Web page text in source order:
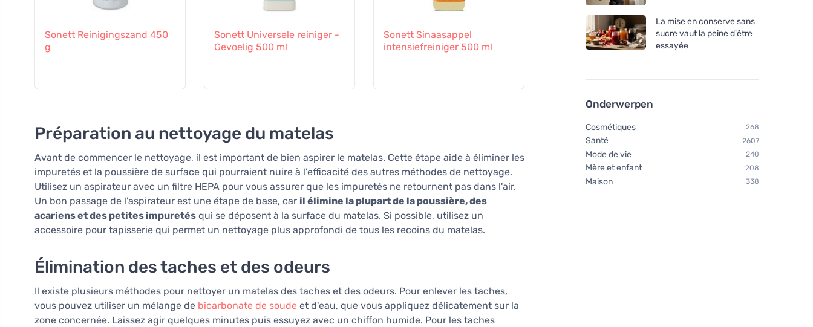
Sonett Reinigingszand 450
g
Sonett Universele reiniger -
Gevoelig 500 ml
Sonett Sinaasappel
intensiefreiniger 500 ml
Sonett Reinigingsvloeistof
zand 0,5 l
Tierra Verde
Préparation au nettoyage du matelas
Avant de commencer le nettoyage, il est important de bien aspirer le matelas. Cette étape aide à éliminer les
impuretés et la poussière de surface qui pourraient nuire à l'efficacité des autres méthodes de nettoyage.
Utilisez un aspirateur avec un filtre HEPA pour vous assurer que les impuretés ne retournent pas dans l'air.
Un bon passage de l'aspirateur est une étape de base, car il élimine la plupart de la poussière, des
acariens et des petites impuretés qui se déposent à la surface du matelas. Si possible, utilisez un
accessoire pour tapisserie qui permet un nettoyage plus approfondi de tous les recoins du matelas.
Élimination des taches et des odeurs
Il existe plusieurs méthodes pour nettoyer un matelas des taches et des odeurs. Pour enlever les taches,
vous pouvez utiliser un mélange de bicarbonate de soude et d'eau, que vous appliquez délicatement sur la
zone concernée. Laissez agir quelques minutes puis essuyez avec un chiffon humide. Pour les taches
La mise en conserve sans
sucre vaut la peine d'être
essayée
Onderwerpen
Cosmétiques 268
Santé 2607
Mode de vie 240
Mère et enfant 208
Maison 338